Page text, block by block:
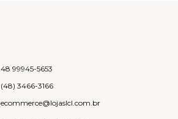
48 99945-5653
(48) 3466-3166
ecommerce@lojaslcl.com.br